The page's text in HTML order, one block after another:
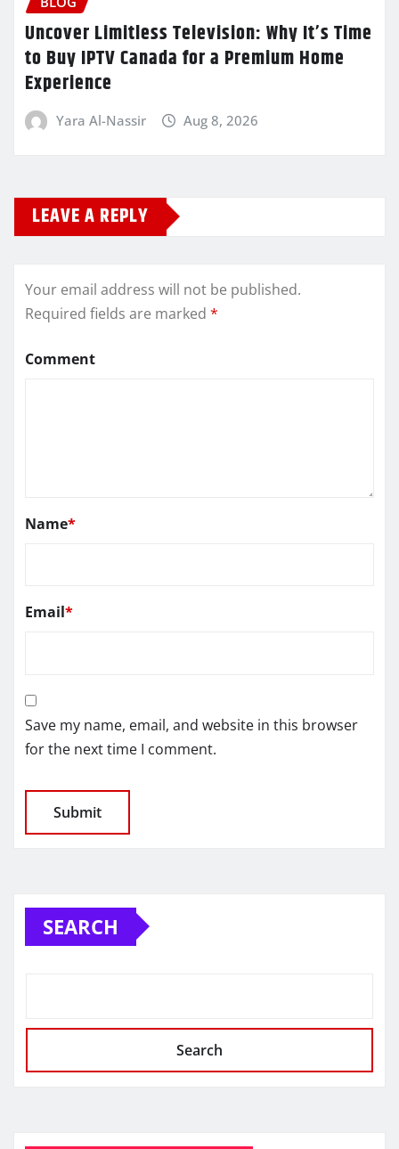
Uncover Limitless Television: Why It’s Time
to Buy IPTV Canada for a Premium Home
Experience
Yara Al-Nassir Aug 8, 2026
LEAVE A REPLY
Your email address will not be published.
Required fields are marked *
Comment
Name*
Email*
Save my name, email, and website in this browser
for the next time I comment.
SEARCH
Search